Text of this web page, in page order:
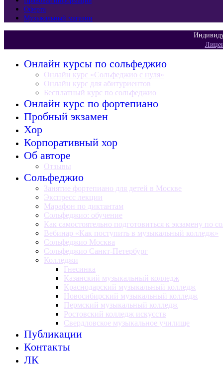
Оферта
Музыкальный магазин
Онлайн курсы по сольфеджио
Онлайн курс «Сольфеджио с нуля»
Онлайн курс для абитуриентов
Бесплатный курс по сольфеджио
Онлайн курс по фортепиано
Пробный экзамен
Хор
Корпоративный хор
Об авторе
Отзывы
Сольфеджио
Занятие фортепиано для детей в Москве
Экспресс лекции
Марафон по диктантам
Сольфеджио: обучение
Как самостоятельно подготовиться к экзамену по
Вебинар «Как поступить в музыкальный колледж»
Сольфеджио Москва
Сольфеджио Санкт-Петербург
Колледжи
Гнесинка
Казанский музыкальный колледж
Краснодарский музыкальный колледж
Новосибирский музыкальный колледж
Пермский музыкальный колледж
Ростовский колледж искусств
Свердловское музыкальное училище
Публикации
Контакты
ЛК